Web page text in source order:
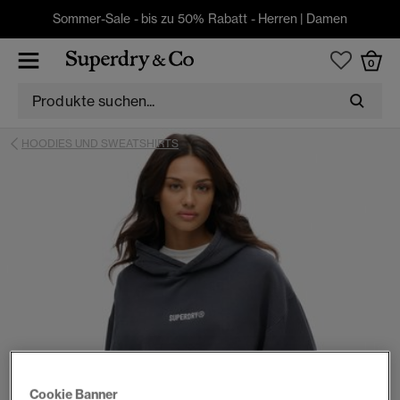
Sommer-Sale - bis zu 50% Rabatt - Herren | Damen
0
HOODIES UND SWEATSHIRTS
Cookie Banner